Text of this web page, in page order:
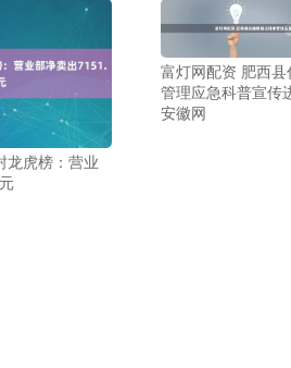
龙虎榜：营业
富灯网配资 肥西
管理应急科普宣传
安徽网